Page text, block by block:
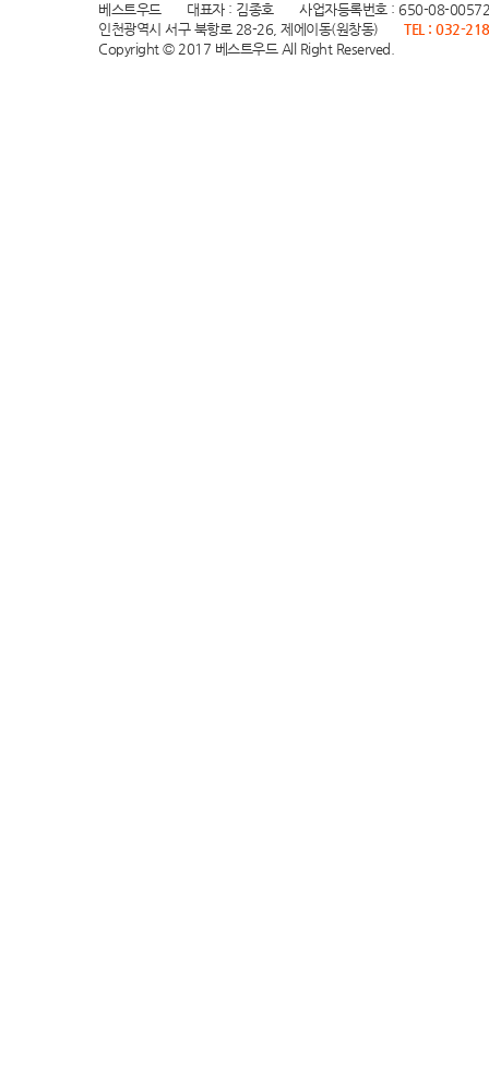
베스트우드 대표자 : 김종호
사업자등록번호 : 650-08-
인천광역시 서구 북항로 28-26, 제에이동(원창동)
TEL : 032-
Copyright © 2017 베스트우드 All Right Reserved.